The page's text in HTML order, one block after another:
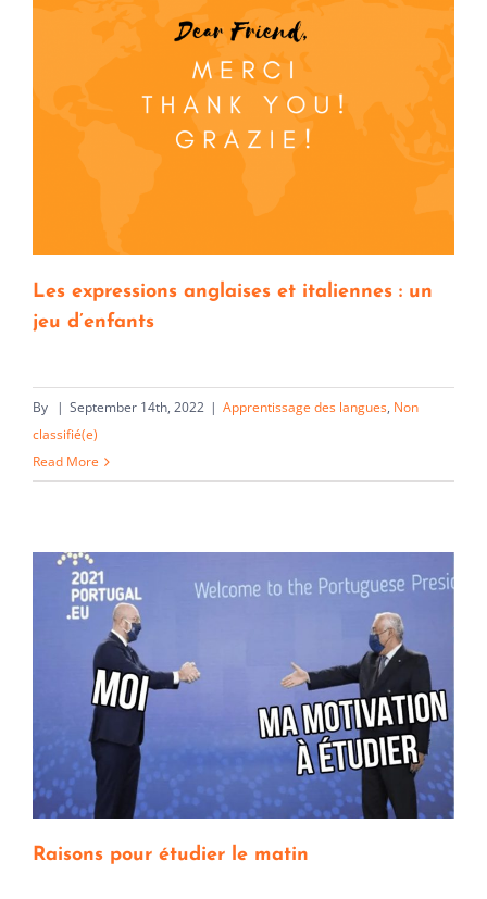
Les expressions anglaises et italiennes : un
jeu d’enfants
By | September 14th, 2022 | Apprentissage des langues, Non
classifié(e)
Read More
Raisons pour étudier le matin